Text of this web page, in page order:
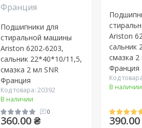
Подшипники для
стиральной машины
Ariston 6202-6203,
сальник 22*40*10/11,5,
смазка 2 мл SNR
Франция
Код товара: 20392
В наличии
0
360.00 ₴
Ariston
сальник
смазка 2
Франция
Код
В наличии